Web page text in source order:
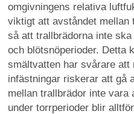
omgivningens relativa
viktigt att avståndet
så att trallbrädorna inte
och blötsnöperioder. Detta
smältvatten har svårare att
infästningar riskerar att gå
mellan trallbrädor inte
under torrperioder blir